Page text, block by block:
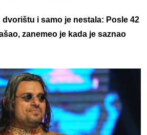
dvorištu i samo je nestala: Posle 42
zanemeo je kada je saznao